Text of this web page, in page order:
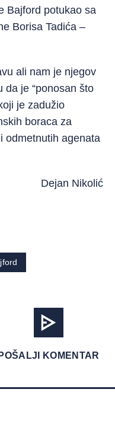
Bajford potukao sa
Borisa Tadića –
ali nam je njegov
da je “ponosan što
je zadužio
boraca za
odmetnutih agenata
Dejan Nikolić
POŠALJI KOMENTAR